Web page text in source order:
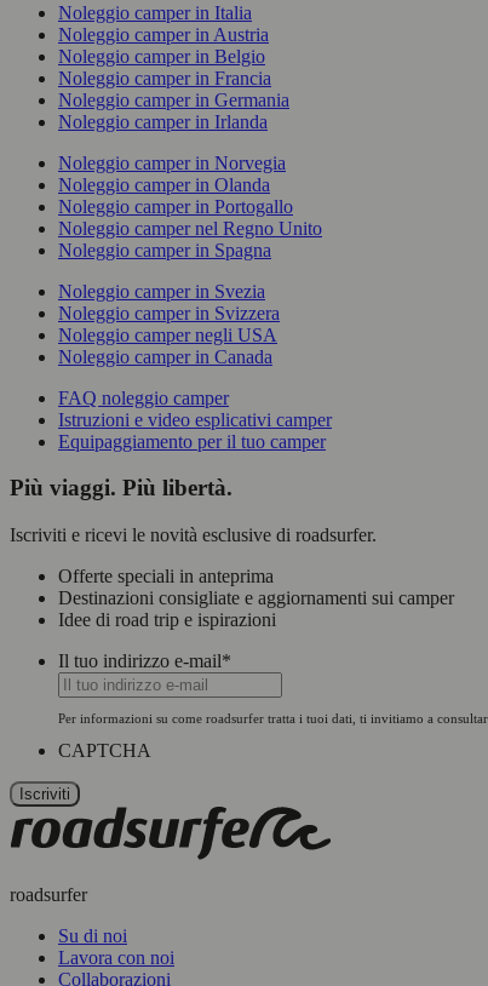
Noleggio camper in Italia
Noleggio camper in Austria
Noleggio camper in Belgio
Noleggio camper in Francia
Noleggio camper in Germania
Noleggio camper in Irlanda
Noleggio camper in Norvegia
Noleggio camper in Olanda
Noleggio camper in Portogallo
Noleggio camper nel Regno Unito
Noleggio camper in Spagna
Noleggio camper in Svezia
Noleggio camper in Svizzera
Noleggio camper negli USA
Noleggio camper in Canada
FAQ noleggio camper
Istruzioni e video esplicativi camper
Equipaggiamento per il tuo camper
Più viaggi. Più libertà.
Iscriviti e ricevi le novità esclusive di roadsurfer.
Offerte speciali in anteprima
Destinazioni consigliate e aggiornamenti sui camper
Idee di road trip e ispirazioni
Il tuo indirizzo e-mail*
Per informazioni su come roadsurfer tratta i tuoi dati, ti invitiamo a
CAPTCHA
roadsurfer
Su di noi
Lavora con noi
Collaborazioni